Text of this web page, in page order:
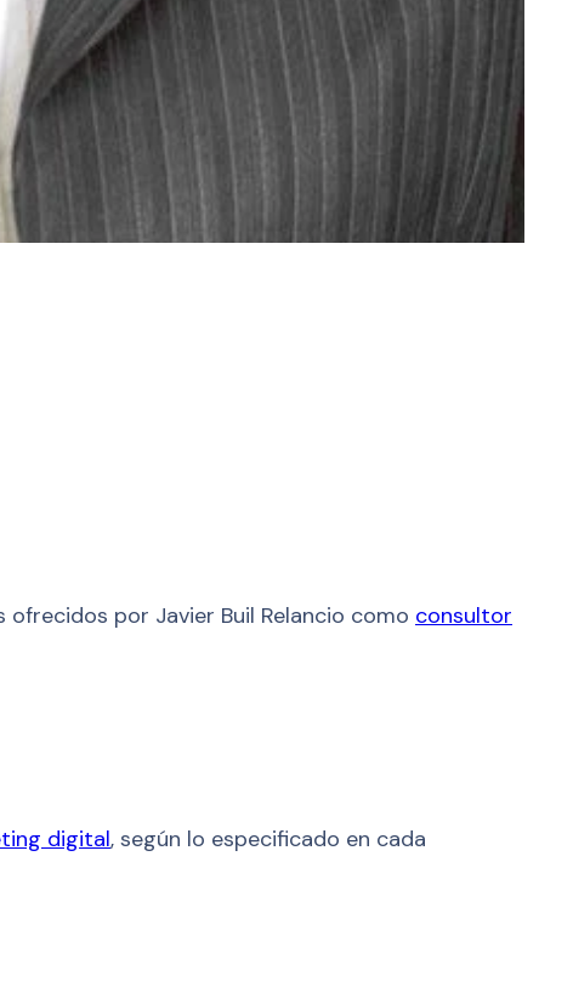
por Javier Buil Relancio como consultor
digital, según lo especificado en cada